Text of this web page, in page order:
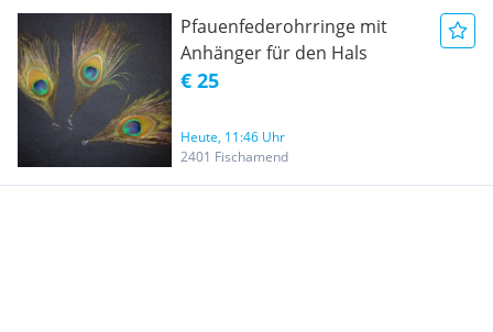
Pfauenfederohrringe mit
Anhänger für den Hals
€ 25
Heute, 11:46 Uhr
2401 Fischamend